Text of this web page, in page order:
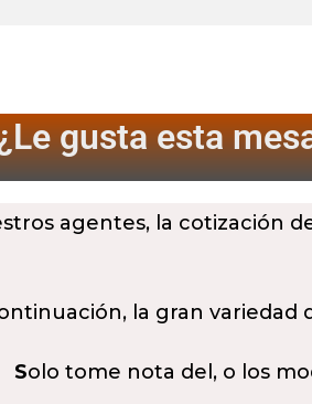
gusta esta
agentes, la cotización
la gran variedad
Solo tome nota del, o los